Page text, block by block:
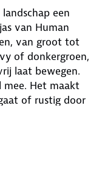
een
van Human
van groot tot
of donkergroen,
laat bewegen.
mee. Het maakt
of rustig door
extra